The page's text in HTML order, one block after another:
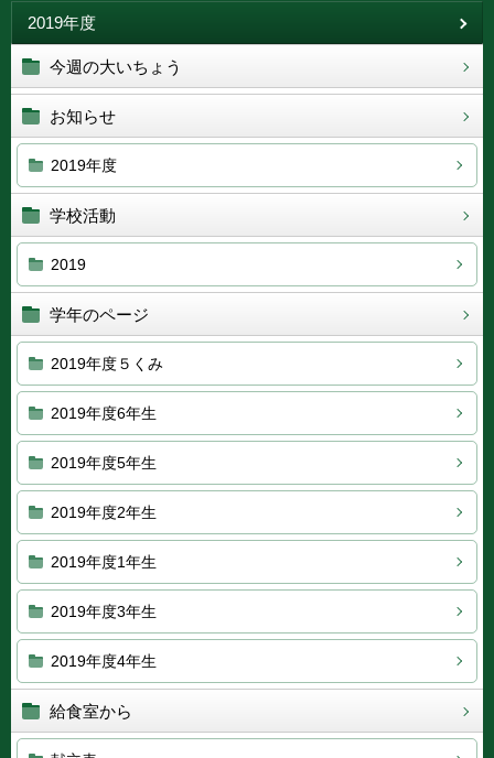
2019年度
今週の大いちょう
お知らせ
2019年度
学校活動
2019
学年のページ
2019年度５くみ
2019年度6年生
2019年度5年生
2019年度2年生
2019年度1年生
2019年度3年生
2019年度4年生
給食室から